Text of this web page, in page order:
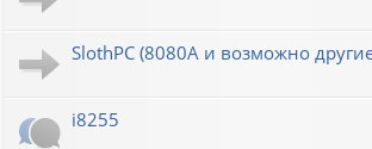
SlothPC (8080A и возможно
i8255